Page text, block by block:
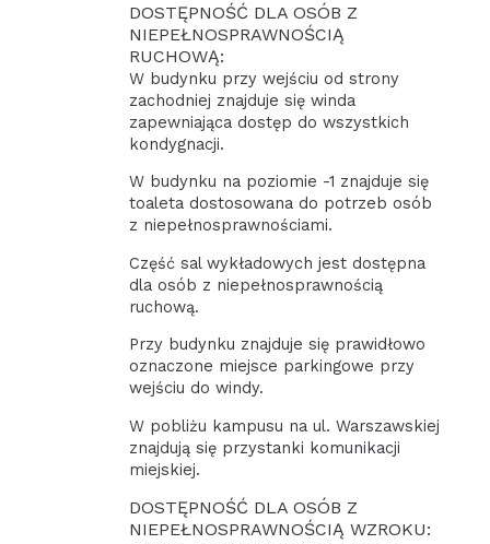
DOSTĘPNOŚĆ DLA OSÓB Z
NIEPEŁNOSPRAWNOŚCIĄ
RUCHOWĄ:
W budynku przy wejściu od strony
zachodniej znajduje się winda
zapewniająca dostęp do wszystkich
kondygnacji.
W budynku na poziomie -1 znajduje się
toaleta dostosowana do potrzeb osób
z niepełnosprawnościami.
Część sal wykładowych jest dostępna
dla osób z niepełnosprawnością
ruchową.
Przy budynku znajduje się prawidłowo
oznaczone miejsce parkingowe przy
wejściu do windy.
W pobliżu kampusu na ul. Warszawskiej
znajdują się przystanki komunikacji
miejskiej.
DOSTĘPNOŚĆ DLA OSÓB Z
NIEPEŁNOSPRAWNOŚCIĄ WZROKU: